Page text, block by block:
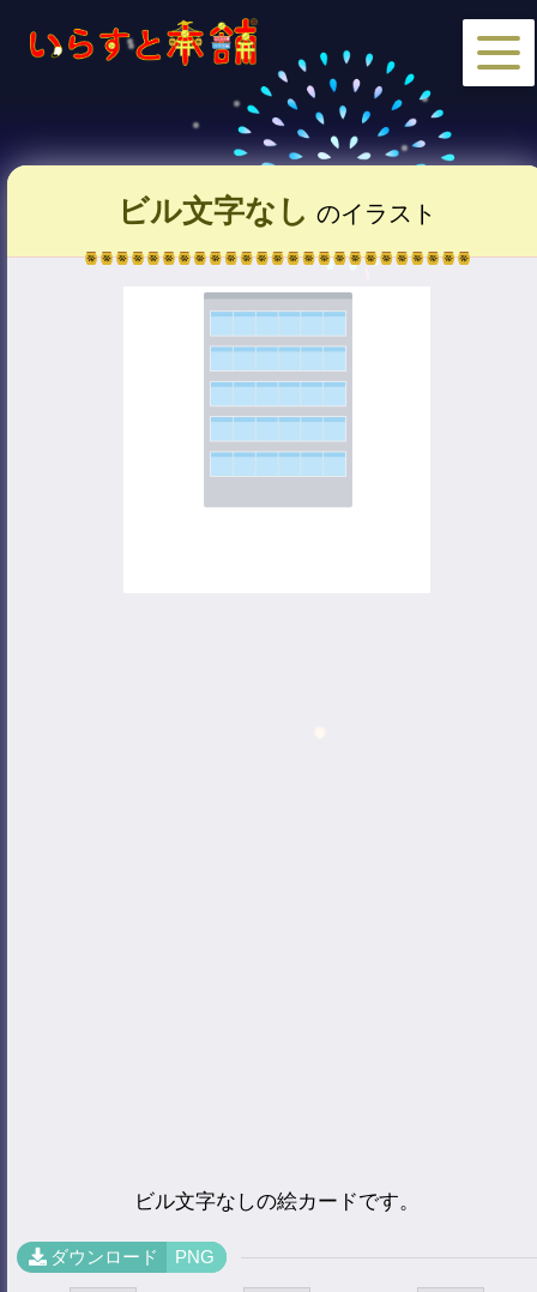
ビル文字なし のイラスト
ビル文字なしの絵カードです。
ダウンロード PNG